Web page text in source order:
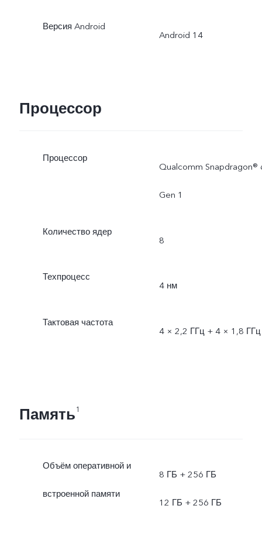
Версия Android
Android 14
Процессор
Процессор
Qualcomm Snapdragon®
Gen 1
Количество ядер
8
Техпроцесс
4 нм
Тактовая частота
4 × 2,2 ГГц + 4 × 1,8 ГГц
Память1
Объём оперативной и
встроенной памяти
8 ГБ + 256 ГБ
12 ГБ + 256 ГБ